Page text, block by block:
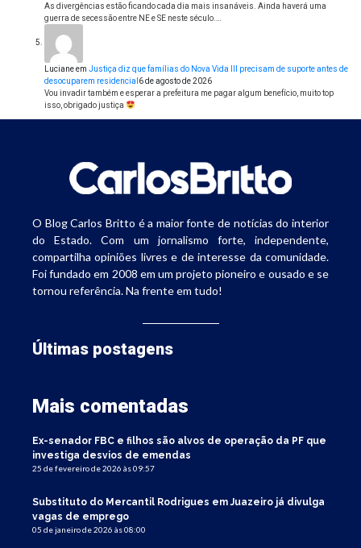
As divergências estão ficando cada dia mais insanáveis. Ainda haverá uma
guerra de secessão entre NE e SE neste século.…
Lucianeem Justiça diz que famílias do Nova Vida III precisam de suporte antes de
desocuparem residencial 6 de agosto de 2026
Vou invadir também e esperar a prefeitura me pagar algum benefício, muito top
isso, obrigado justiça
O Blog Carlos Britto é a maior fonte de notícias do interior
do Estado. Com um jornalismo forte, independente,
compartilha opiniões livres e de interesse da comunidade.
Foi fundado em 2008 em um projeto pioneiro e ousado e se
tornou referência. Na frente em tudo!
Últimas postagens
Mais comentadas
Ex-senador FBC e filhos são alvos de operação da PF que
investiga desvios de emendas
25 de fevereiro de 2026 às 09:57
Substituto do Mercantil Rodrigues em Juazeiro já divulga
vagas de emprego
05 de janeiro de 2026 às 08:00